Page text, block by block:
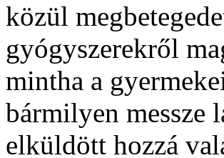
közül
gyógyszerekről
mintha a
bármilyen messze
elküldött hozzá